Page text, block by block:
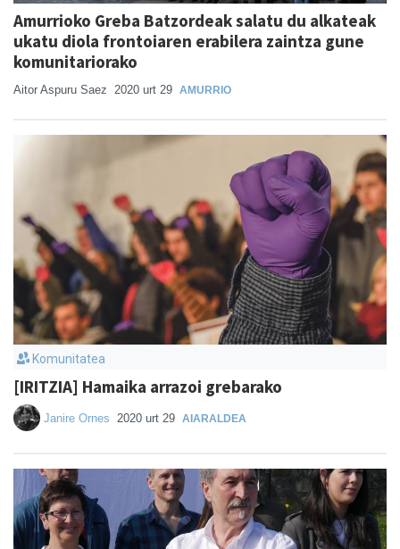
Amurrioko Greba Batzordeak salatu du alkateak
ukatu diola frontoiaren erabilera zaintza gune
komunitariorako
Aitor Aspuru Saez 2020 urt 29 AMURRIO
Komunitatea
[IRITZIA] Hamaika arrazoi grebarako
Janire Ornes 2020 urt 29 AIARALDEA